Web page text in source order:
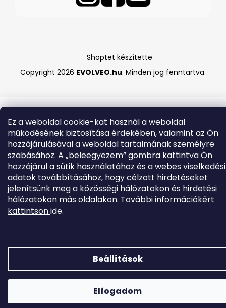
Ez a weboldal cookie-kat használ a weboldal
működésének biztosítása érdekében, valamint az Ön
hozzájárulásával a weboldal tartalmának személyre
szabásához. A „beleegyezem” gombra kattintva Ön
hozzájárul a sütik használatához és a webes viselkedési
adatok továbbításához, hogy célzott hirdetéseket
jelenítsünk meg a közösségi hálózatokon és hirdetési
hálózatokon más oldalakon. További információkért
kattintsonide.
Beállítások
Elfogadom
Shoptet készítette
Copyright 2026 EVOLVEO.hu. Minden jog fenntartva.